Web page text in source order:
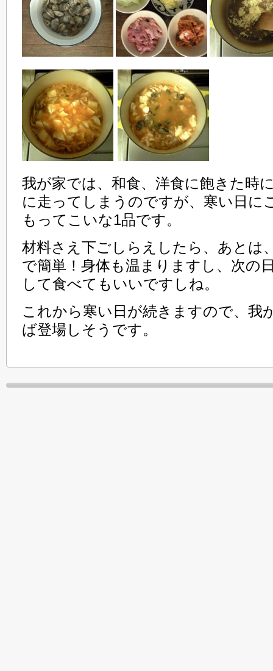
我が家では、和食、洋食に飽きた時
に走ってしまうのですが、寒い日に
もってこいな1品です。
材料さえ下ごしらえしたら、あとは
で簡単！身体も温まりますし、次の
して食べてもいいですしね。
これから寒い日が続きますので、我
ば登場しそうです。